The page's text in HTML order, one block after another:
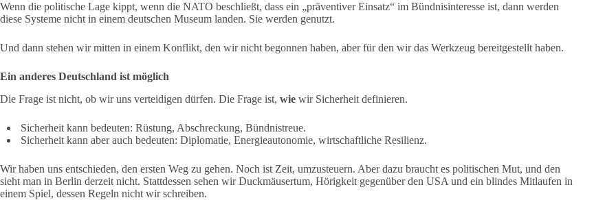
Wenn die politische Lage kippt, wenn die NATO beschließt, dass ein „präventiver Einsatz“ im Bündnisinteresse ist, dann werden
diese Systeme nicht in einem deutschen Museum landen. Sie werden genutzt.
Und dann stehen wir mitten in einem Konflikt, den wir nicht begonnen haben, aber für den wir das Werkzeug bereitgestellt haben.
Ein anderes Deutschland ist möglich
Die Frage ist nicht, ob wir uns verteidigen dürfen. Die Frage ist, wie wir Sicherheit definieren.
Sicherheit kann bedeuten: Rüstung, Abschreckung, Bündnistreue.
Sicherheit kann aber auch bedeuten: Diplomatie, Energieautonomie, wirtschaftliche Resilienz.
Wir haben uns entschieden, den ersten Weg zu gehen. Noch ist Zeit, umzusteuern. Aber dazu braucht es politischen Mut, und den
sieht man in Berlin derzeit nicht. Stattdessen sehen wir Duckmäusertum, Hörigkeit gegenüber den USA und ein blindes Mitlaufen in
einem Spiel, dessen Regeln nicht wir schreiben.